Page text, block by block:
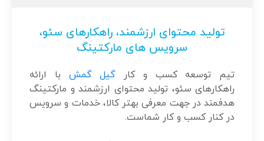
تولید محتوای ارزشمند، راهکارهای سئو،
سرویس های مارکتینگ
تیم توسعه کسب و کار گیل گمش با ارائه
راهکارهای سئو، تولید محتوای ارزشمند و مارکتینگ
هدفمند در جهت معرفی بهتر کالا، خدمات و سرویس
در کنار کسب و کار شماست.